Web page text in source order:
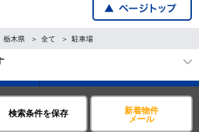
検索条件を保存
新着物件
メール
栃木県 全て 駐車場
サイトポリシー
運営会社について